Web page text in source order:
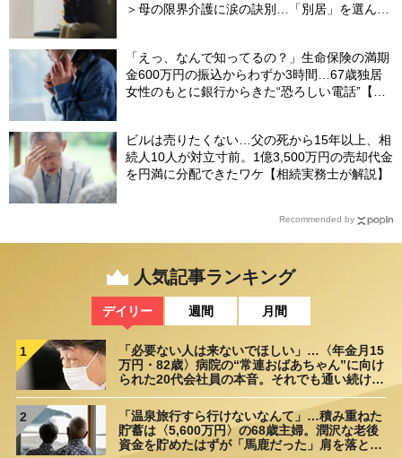
＞母の限界介護に涙の訣別…「別居」を選んだ
「えっ、なんで知ってるの？」生命保険の満期
金600万円の振込からわずか3時間…67歳独居
女性のもとに銀行からきた“恐ろしい電話”【FP
ビルは売りたくない…父の死から15年以上、相
続人10人が対立寸前。1億3,500万円の売却代金
を円満に分配できたワケ【相続実務士が解説】
Recommended by
人気記事ランキング
デイリー 週間 月間
1
「必要ない人は来ないでほしい」…〈年金月15
万円・82歳〉病院の“常連おばあちゃん”に向け
られた20代会社員の本音。それでも通い続ける
2
「温泉旅行すら行けないなんて」…積み重ねた
貯蓄は〈5,600万円〉の68歳主婦。潤沢な老後
資金を貯めたはずが「馬鹿だった」肩を落とす